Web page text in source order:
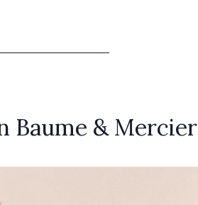
Baume & Mercier